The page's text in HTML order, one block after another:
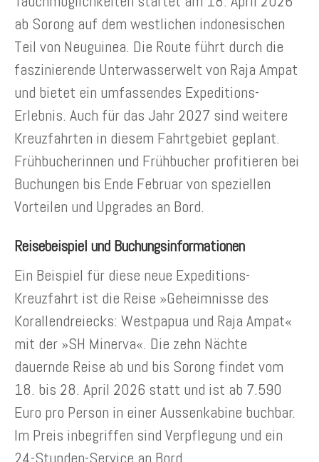
ab Sorong auf dem westlichen indonesischen
Teil von Neuguinea. Die Route führt durch die
faszinierende Unterwasserwelt von Raja Ampat
und bietet ein umfassendes Expeditions-
Erlebnis. Auch für das Jahr 2027 sind weitere
Kreuzfahrten in diesem Fahrtgebiet geplant.
Frühbucherinnen und Frühbucher profitieren bei
Buchungen bis Ende Februar von speziellen
Vorteilen und Upgrades an Bord.
Reisebeispiel und Buchungsinformationen
Ein Beispiel für diese neue Expeditions-
Kreuzfahrt ist die Reise »Geheimnisse des
Korallendreiecks: Westpapua und Raja Ampat«
mit der »SH Minerva«. Die zehn Nächte
dauernde Reise ab und bis Sorong findet vom
18. bis 28. April 2026 statt und ist ab 7.590
Euro pro Person in einer Aussenkabine buchbar.
Im Preis inbegriffen sind Verpflegung und ein
24-Stunden-Service an Bord.